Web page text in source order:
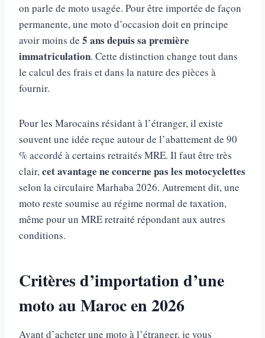
on parle de moto usagée. Pour être importée de façon
permanente, une moto d’occasion doit en principe
avoir moins de 5 ans depuis sa première
immatriculation. Cette distinction change tout dans
le calcul des frais et dans la nature des pièces à
fournir.
Pour les Marocains résidant à l’étranger, il existe
souvent une idée reçue autour de l’abattement de 90
% accordé à certains retraités MRE. Il faut être très
clair, cet avantage ne concerne pas les motocyclettes
selon la circulaire Marhaba 2026. Autrement dit, une
moto reste soumise au régime normal de taxation,
même pour un MRE retraité répondant aux autres
conditions.
Critères d’importation d’une
moto au Maroc en 2026
Avant d’acheter une moto à l’étranger, je vous